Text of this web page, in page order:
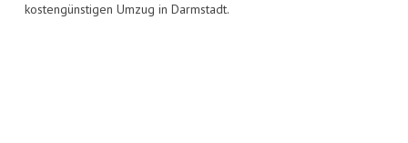
kostengünstigen Umzug in Darmstadt.